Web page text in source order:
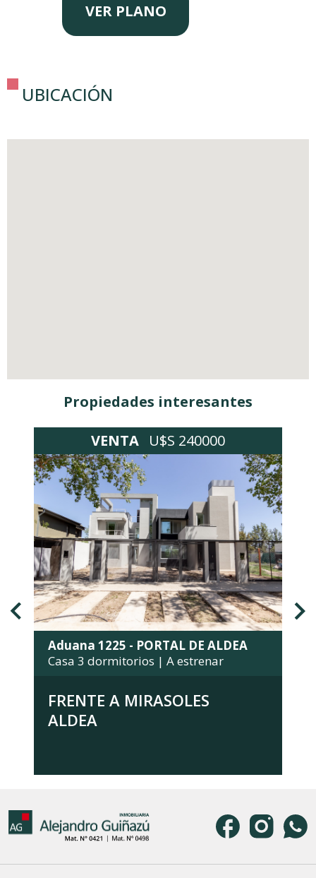
VER PLANO
UBICACIÓN
Propiedades interesantes
VENTA U$S 240000
Aduana 1225 - PORTAL DE ALDEA
Casa 3 dormitorios | A estrenar
FRENTE A MIRASOLES
ALDEA